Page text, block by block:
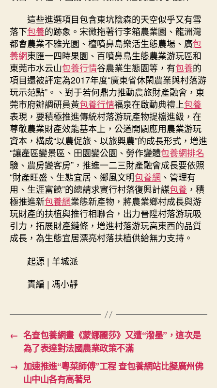
這些進選項目包含東坑陰森的天空似乎又有雪
落下包養的跡象。宋微拖著行李箱農業園、龍洲灣
都會農業不雅光園、檀噴鼻島樂活生態農場、廣包
養網東匯一四時果園、百噴鼻島生態農業游玩區和
東莞市水云山包養行情谷農業生態園等，有包養的
項目還被評定為2017年度“廣東省休閑農業與村落游
玩示范點”。、對于若何鼎力推動農旅財產融會，東
莞市府辦調研員黃包養行情福泉在啟動典禮上包養
表現，要積極推進傳統村落游玩產物提檔進級，在
尊敬農業財產效能基本上，公道開闢應用農業游玩
資本，構成“以農促旅、以旅興農”的成長形式，增進
“讓產區變景區、田園變公園、勞作變體包養網排名
驗、農房變客房”，推進一二三財產融會成長要依照
“財產旺盛、生態宜居、鄉風文明包養網 、管理有
用、生涯富饒”的總請求實行村落復興計謀包養 ，積
極推進新包養網業態新產物，將農業鄉村成長與游
玩財產的扶植與推行相聯合，出力晉陞村落游玩吸
引力，拓展財產鏈條，增進村落游玩高東西的品質
成長，為生態宜居漂亮村落扶植供給無力支持。
起源 | 羊城派
責編 | 馮小靜
← 名查包養網畫《蒙娜麗莎》又遭“潑墨”，這次是
為了表達對法國農業政策不滿
→ 加速推進“粵菜師傅”工程 查包養網站比擬廣州佛
山中山各有高著兒